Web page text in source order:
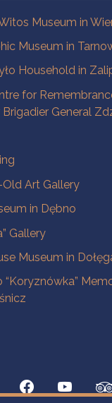
Museum in
Museum in
Household in
for
General
Art Gallery
in Dębno
Gallery
Museum in
“Koryznówka”